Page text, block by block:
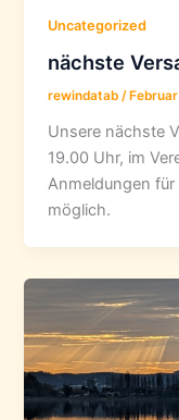
Uncategorized
nächste
rewindatab/
Unsere nächste
19.00 Uhr, im
Anmeldungen
möglich.